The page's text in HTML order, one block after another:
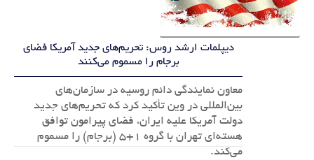
دیپلمات ارشد روس: تحریم‌های جدید آمریکا فضای
برجام را مسموم می‌کنند
معاون نمایندگی دائم روسیه در سازمان‌های
بین‌المللی در وین تأکید کرد که تحریم‌های جدید
دولت آمریکا علیه ایران، فضای پیرامون توافق
هسته‌ای تهران با گروه ۱+۵ (برجام) را مسموم
می‌کند.